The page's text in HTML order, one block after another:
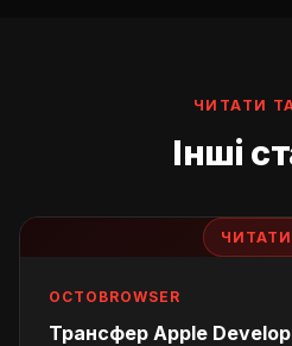
ЧИТАТИ
Інші
OCTOBROWSER
Трансфер Apple